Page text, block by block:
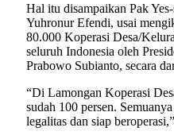
Hal itu disampaikan Pak
Yuhronur Efendi, usai
80.000 Koperasi Desa/
seluruh Indonesia oleh
Prabowo Subianto, secara
“Di Lamongan Koperasi
sudah 100 persen.
legalitas dan siap